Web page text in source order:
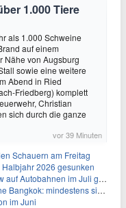
1.000 Tiere
als 1.000 Schweine
auf einem
Nähe von Augsburg
sowie eine weitere
Abend in Ried
Friedberg) komplett
Christian
sich durch die ganze
vor 39 Minuten
Schauern am Freitag
2026 gesunken
Autobahnen im Juli gestiegen
mindestens sieben Tote
im Juni